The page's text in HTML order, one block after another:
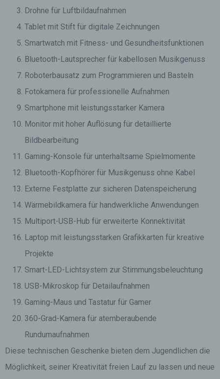
Drohne für Luftbildaufnahmen
Tablet mit Stift für digitale Zeichnungen
Smartwatch mit Fitness- und Gesundheitsfunktionen
Bluetooth-Lautsprecher für kabellosen Musikgenuss
Roboterbausatz zum Programmieren und Basteln
Fotokamera für professionelle Aufnahmen
Smartphone mit leistungsstarker Kamera
Monitor mit hoher Auflösung für detaillierte
Bildbearbeitung
Gaming-Konsole für unterhaltsame Spielmomente
Bluetooth-Kopfhörer für Musikgenuss ohne Kabel
Externe Festplatte zur sicheren Datenspeicherung
Wärmebildkamera für handwerkliche Anwendungen
Multiport-USB-Hub für erweiterte Konnektivität
Laptop mit leistungsstarken Grafikkarten für kreative
Projekte
Smart-LED-Lichtsystem zur Stimmungsbeleuchtung
USB-Mikroskop für Detailaufnahmen
Gaming-Maus und Tastatur für Gamer
360-Grad-Kamera für atemberaubende
Rundumaufnahmen
Diese technischen Geschenke bieten dem Jugendlichen die
Möglichkeit, seiner Kreativität freien Lauf zu lassen und neue